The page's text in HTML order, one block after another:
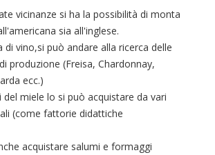
vicinanze si ha la possibilità di monta
sia all'inglese.
di vino,si può andare alla ricerca delle
produzione (Freisa, Chardonnay,
ecc.)
del miele lo si può acquistare da vari
(come fattorie didattiche
acquistare salumi e formaggi